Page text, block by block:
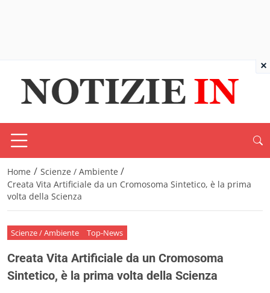
Home / Scienze / Ambiente /
Creata Vita Artificiale da un Cromosoma Sintetico, è la prima
volta della Scienza
Scienze / Ambiente Top-News
Creata Vita Artificiale da un Cromosoma
Sintetico, è la prima volta della Scienza
×